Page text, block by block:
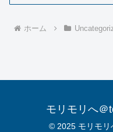
ホーム
モリモリへ＠
© 2025 モリモリ